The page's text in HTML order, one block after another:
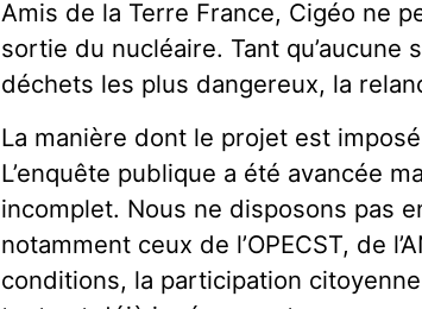
Amis de la Terre France, Cigéo ne
sortie du nucléaire. Tant qu’aucune
déchets les plus dangereux, la
La manière dont le projet est
L’enquête publique a été avancée
incomplet. Nous ne disposons pas
notamment ceux de l’OPECST, de
conditions, la participation